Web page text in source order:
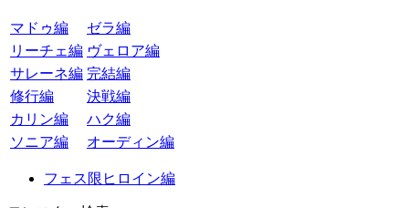
マドゥ編
ゼラ編
リーチェ編 ヴェロア編
サレーネ編 完結編
修行編
決戦編
カリン編
ハク編
ソニア編
オーディン編
フェス限ヒロイン編